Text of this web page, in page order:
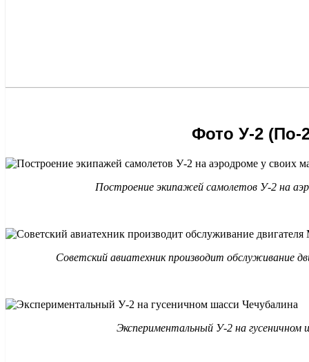
Фото У-2 (По-
Построение экипажей самолетов У-2 на
Советский авиатехник производит обслуживание
Экспериментальный У-2 на гусеничном